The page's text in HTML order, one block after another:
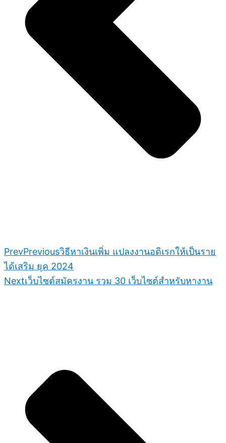
PrevPreviousวิธีหาเงินเพิ่ม แปลงงานอดิเรกให้เป็นราย
ได้เสริม ยุค 2024
Nextเว็บไซต์สมัครงาน รวม 30 เว็บไซต์สำหรับหางาน